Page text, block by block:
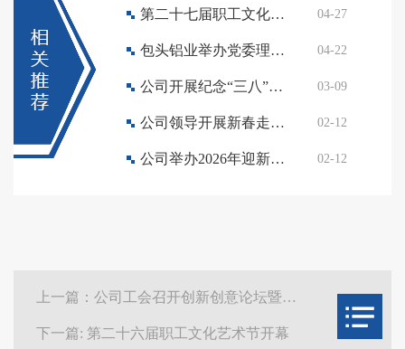
第二十七届职工文化艺术节开幕 04-27
包头铝业举办党委理论学习中心组（扩大）学习暨青年精神素养提升宣讲活动 04-22
公司开展纪念“三八”国际妇女节116 周年系列活动 03-09
公司领导开展新春走访慰问活动 02-12
公司举办2026年迎新春职工文艺汇演 02-12
上一篇：公司工会召开创新创意论坛暨合理化建议评选表彰会
下一篇: 第二十六届职工文化艺术节开幕